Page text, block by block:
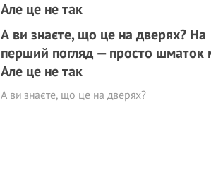
А ви знаєте, що це на дверях? На
перший погляд — просто шматок
Але це не так
А ви знаєте, що це на дверях?